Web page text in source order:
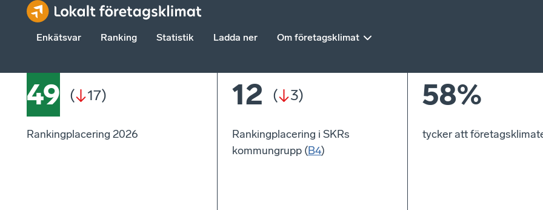
Enkätsvar Ranking Statistik Ladda ner Om företagsklimat
49 ( 17)
Rankingplacering 2026
12 ( 3)
Rankingplacering i SKRs
kommungrupp (B4)
58%
tycker att